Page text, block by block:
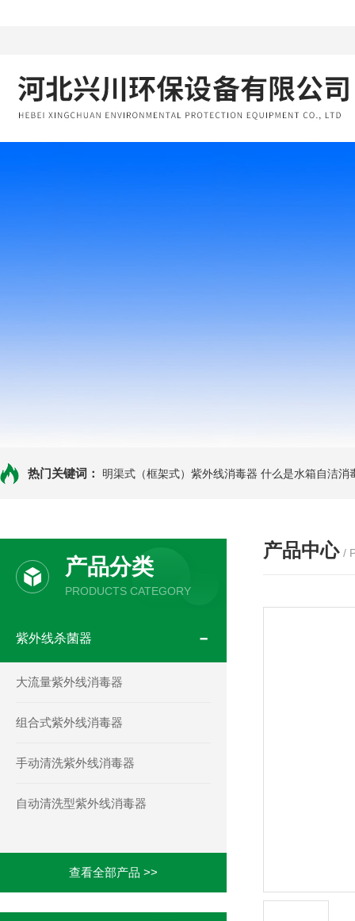
热门关键词： 明渠式（框架式）紫外线消毒器 什么是水箱自洁消
产品分类
PRODUCTS CATEGORY
紫外线杀菌器
大流量紫外线消毒器
组合式紫外线消毒器
手动清洗紫外线消毒器
自动清洗型紫外线消毒器
查看全部产品 >>
产品中心 /